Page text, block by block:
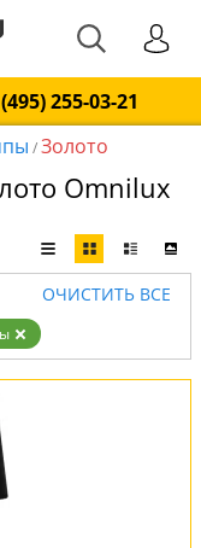
255-03-21
/Золото
Omnilux
ОЧИСТИТЬ ВСЕ